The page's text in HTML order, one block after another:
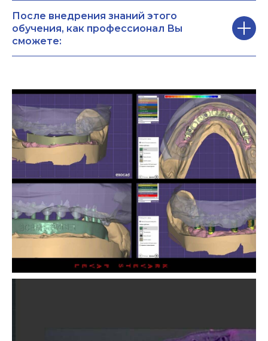
После внедрения знаний этого
обучения, как профессионал Вы
сможете: